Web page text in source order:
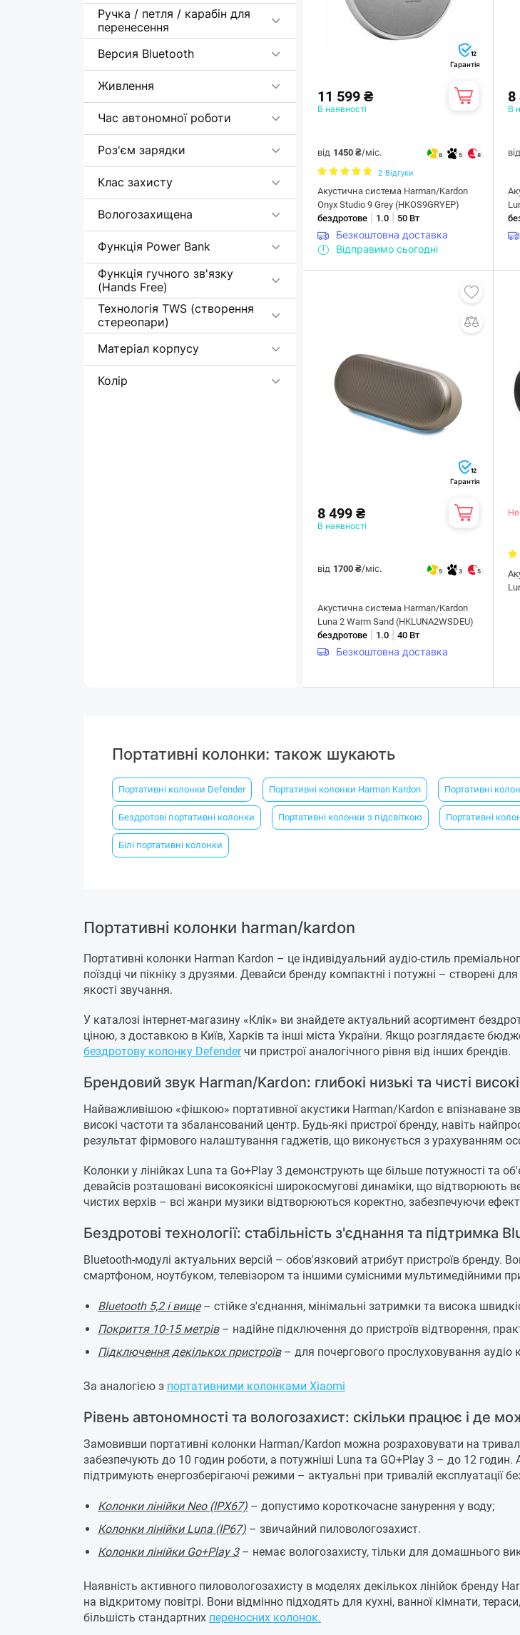
Xiaomi 12
XO 1
Ручка / петля / карабін для
перенесення
Версия Bluetooth
Живлення
Час автономної роботи
Роз'єм зарядки
Клас захисту
Вологозахищена
Функція Power Bank
Функція гучного зв'язку
(Hands Free)
Технологія TWS (створення
стереопари)
Матеріал корпусу
Колір
12
Гарантія
11 599 ₴
В наявності
від 1450 ₴/міс. 8 5 8
2 Відгуки
Акустична система Harman/Kardon
Onyx Studio 9 Grey (HKOS9GRYEP)
бездротове
1.0 50 Вт
Безкоштовна доставка
Відправимо сьогодні
8
В
від
12
Гарантія
8 499 ₴
В наявності
від 1700 ₴/міс. 5 3 5
Акустична система Harman/Kardon
Luna 2 Warm Sand (HKLUNA2WSDEU)
бездротове
1.0 40 Вт
Безкоштовна доставка
Портативні колонки: також шукають
Портативні колонки Defender Портативні колонки Harman Kardon Портативні
Бездротові портативні колонки Портативні колонки з підсвіткою Портативні
Білі портативні колонки
Портативні колонки harman/kardon
Портативні колонки Harman Kardon – це індивідуальний аудіо-стиль
поїздці чи пікніку з друзями. Девайси бренду компактні і потужні – створені
якості звучання.
У каталозі інтернет-магазину «Клік» ви знайдете актуальний асортимент
ціною, з доставкою в Київ, Харків та інші міста України. Якщо розглядаєте
бездротову колонку Defenderчи пристрої аналогічного рівня від інших брендів.
Брендовий звук Harman/Kardon: глибокі низькі та чисті
Найважливішою «фішкою» портативної акустики Harman/Kardon є впізнаване
високі частоти та збалансований центр. Будь-які пристрої бренду, навіть
результат фірмового налаштування гаджетів, що виконується з урахуванням
Колонки у лінійках Luna та Go+Play 3 демонструють ще більше потужності та
девайсів розташовані високоякісні широкосмугові динаміки, що відтворюють
чистих верхів – всі жанри музики відтворюються коректно, забезпечуючи ефект
Бездротові технології: стабільність з'єднання та підтримка
Bluetooth-модулі актуальних версій – обов'язковий атрибут пристроїв бренду.
смартфоном, ноутбуком, телевізором та іншими сумісними мультимедійними
Bluetooth 5,2 і вище– стійке з'єднання, мінімальні затримки та висока
Покриття 10-15 метрів– надійне підключення до пристроїв відтворення,
Підключення декількох пристроїв– для почергового прослуховування аудіо
За аналогією з портативними колонками Xiaomi
Рівень автономності та вологозахист: скільки працює і де
Замовивши портативні колонки Harman/Kardon можна розраховувати на
забезпечують до 10 годин роботи, а потужніші Luna та GO+Play 3 – до 12
підтримують енергозберігаючі режими – актуальні при тривалій експлуатації
Колонки лінійки Neo (IPX67) – допустимо короткочасне занурення у воду;
Колонки лінійки Luna (IP67) – звичайний пиловологозахист.
Колонки лінійки Go+Play 3– немає вологозахисту, тільки для домашнього
Наявність активного пиловологозахисту в моделях декількох лінійок бренду
на відкритому повітрі. Вони відмінно підходять для кухні, ванної кімнати,
більшість стандартних переносних колонок.